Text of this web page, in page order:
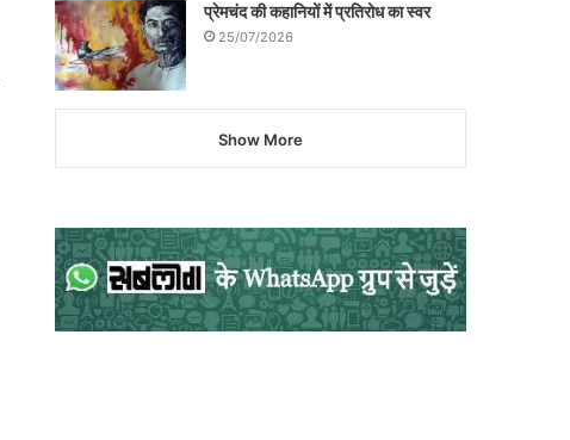
प्रेमचंद की कहानियों में प्रतिरोध का स्वर
25/07/2026
Show More